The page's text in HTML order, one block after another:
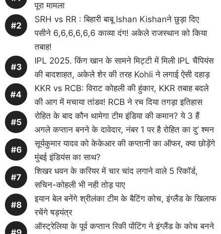
पूरा मामला
SRH vs RR : बिहारी बाबू Ishan Kishanने छुड़ा दिए
पसीने 6,6,6,6,6,6 काव्या दंग! अकेले राजस्थान को किया
तबाह!
IPL 2025. किंग खान के सामने मिट्टी में मिली IPL चैंपियंस
की बादशाहत, अकेले शेर की तरह Kohli ने लगाई ऐसी दहाड़
KKR vs RCB: विराट कोहली की हुंकार, KKR तबाह बदले
की आग में मचाया तांडव! RCB ने रच दिया तगड़ा इतिहास
रोहित के बाद कौन थामेगा टीम इंडिया की कमान? ये 3 हैं
अगले कप्तान बनने के दावेदार, नंबर 1 पर है रोहित का दु’ श्मन
सूर्यकुमार यादव को केकेआर की कप्तानी का ऑफर, क्या छोड़ेंगे
मुंबई इंडियंस का साथ?
शिखर धवन के करियर में चार चांद लगाने वाले 5 रिकॉर्ड,
सचिन-कोहली भी नही तोड़ पाए
इयान बेल बनेंगे श्रीलंका टीम के बैटिंग कोच, इंग्लैंड के खिलाफ
रचेंगे षड्यंत्र
ऑस्ट्रेलिया के पूर्व कप्तान रिकी पोंटिंग ने इंग्लैंड के कोच बनने